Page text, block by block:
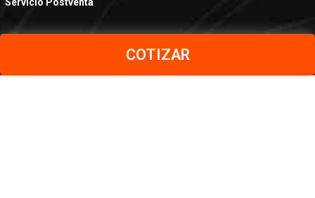
COTIZAR
Servicio Postventa